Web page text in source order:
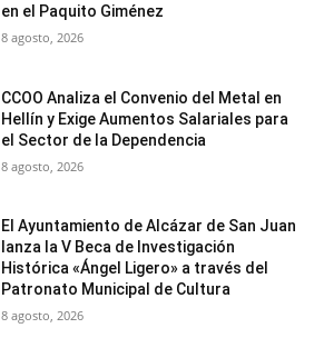
en el Paquito Giménez
8 agosto, 2026
CCOO Analiza el Convenio del Metal en
Hellín y Exige Aumentos Salariales para
el Sector de la Dependencia
8 agosto, 2026
El Ayuntamiento de Alcázar de San Juan
lanza la V Beca de Investigación
Histórica «Ángel Ligero» a través del
Patronato Municipal de Cultura
8 agosto, 2026